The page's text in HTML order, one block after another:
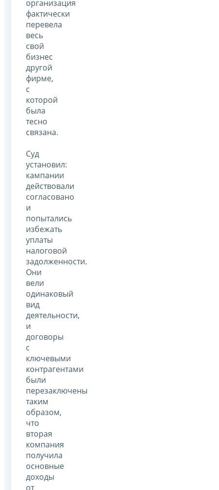
организация
фактически
перевела
весь
свой
бизнес
другой
фирме,
с
которой
была
тесно
связана.
Суд
установил:
кампании
действовали
согласовано
и
попытались
избежать
уплаты
налоговой
задолженности.
Они
вели
одинаковый
вид
деятельности,
и
договоры
с
ключевыми
контрагентами
были
перезаключены
таким
образом,
что
вторая
компания
получила
основные
доходы
от